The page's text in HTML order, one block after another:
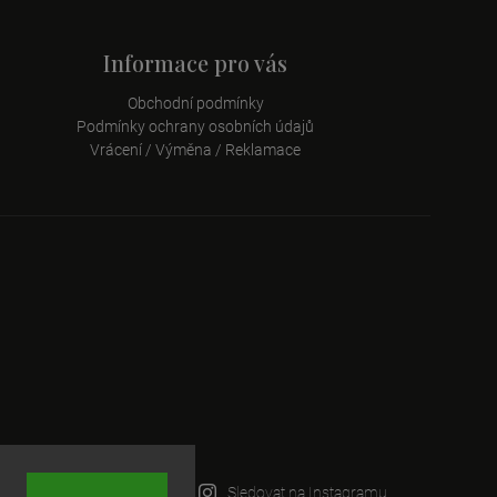
Sledovat na Instagramu
Informace pro vás
Obchodní podmínky
Podmínky ochrany osobních údajů
Vrácení / Výměna / Reklamace